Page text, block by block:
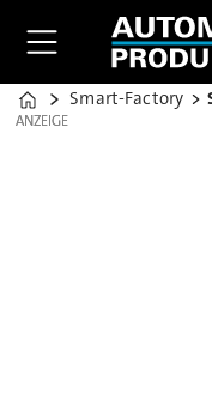
Home
Smart-Factory
ANZEIGE
ANZEIGE